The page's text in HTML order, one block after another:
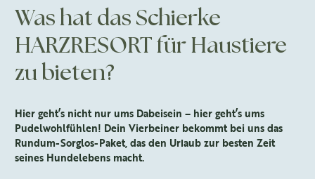
Was hat das Schierke
HARZRESORT für Haustiere
zu bieten?
Hier geht’s nicht nur ums Dabeisein – hier geht’s ums
Pudelwohlfühlen! Dein Vierbeiner bekommt bei uns das
Rundum-Sorglos-Paket, das den Urlaub zur besten Zeit
seines Hundelebens macht.